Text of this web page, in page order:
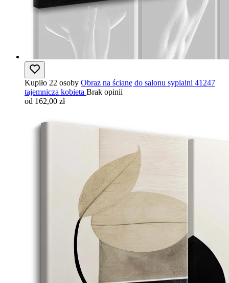
Kupiło 22 osoby Obraz na ścianę do salonu sypialni 41247
tajemnicza kobieta Brak opinii
od 162,00 zł